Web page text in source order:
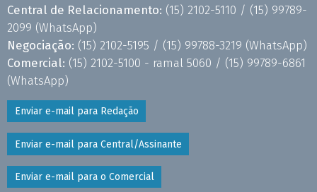
Central de Relacionamento: (15) 2102-5110 / (15) 99789-
2099 (WhatsApp)
Negociação: (15) 2102-5195 / (15) 99788-3219 (WhatsApp)
Comercial: (15) 2102-5100 - ramal 5060 / (15) 99789-6861
(WhatsApp)
Enviar e-mail para Redação
Enviar e-mail para Central/Assinante
Enviar e-mail para o Comercial